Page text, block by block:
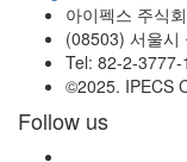
아이펙스 주식
(08503) 서울시
Tel: 82-2-
©2025. IPECS
Follow us